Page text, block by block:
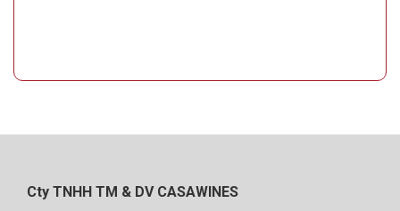
Cty TNHH TM & DV CASAWINES